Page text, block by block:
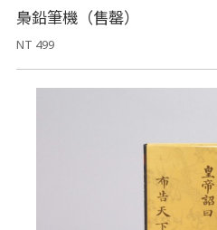
梟鉛筆機（售罄）
NT 499